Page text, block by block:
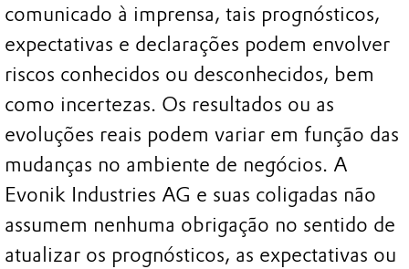
comunicado à imprensa, tais prognósticos,
expectativas e declarações podem envolver
riscos conhecidos ou desconhecidos, bem
como incertezas. Os resultados ou as
evoluções reais podem variar em função das
mudanças no ambiente de negócios. A
Evonik Industries AG e suas coligadas não
assumem nenhuma obrigação no sentido de
atualizar os prognósticos, as expectativas ou